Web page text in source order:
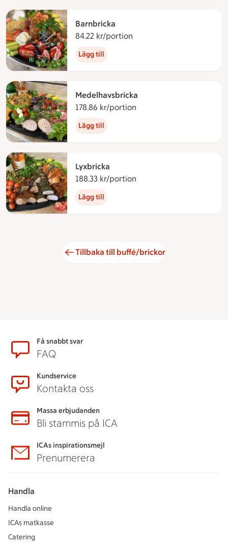
Barnbricka
84.22 kr/portion
Lägg till
Medelhavsbricka
178.86 kr/portion
Lägg till
Lyxbricka
188.33 kr/portion
Lägg till
Tillbaka till buffé/brickor
SidfotFå snabbt svar
FAQ
Kundservice
Kontakta oss
Massa erbjudanden
Bli stammis på ICA
ICAs inspirationsmejl
Prenumerera
Handla
Handla online
ICAs matkasse
Catering